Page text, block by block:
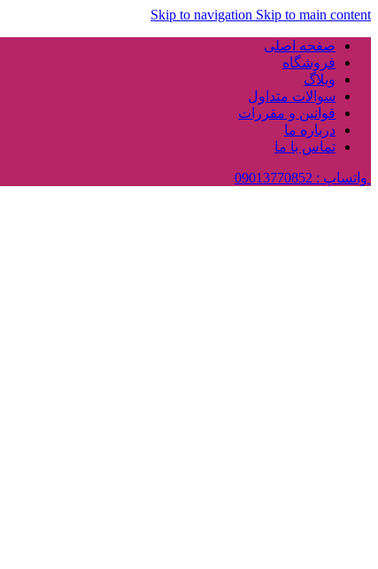
Skip to navigation Skip to main content
صفحه اصلی
فروشگاه
وبلاگ
سوالات متداول
قوانین و مقررات
درباره ما
تماس با ما
واتساپ : 09013770852